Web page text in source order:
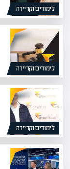
לימודים וקריירה
לימודים וקריירה
לימודים וקריירה